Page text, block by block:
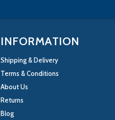
INFORMATION
Shipping & Delivery
Terms & Conditions
About Us
Returns
Blog